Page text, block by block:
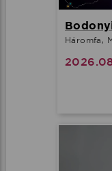
Háromfa,